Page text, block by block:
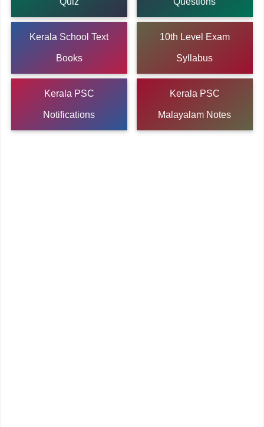
Kerala School Text
Books
10th Level Exam
Syllabus
Kerala PSC
Notifications
Kerala PSC
Malayalam Notes